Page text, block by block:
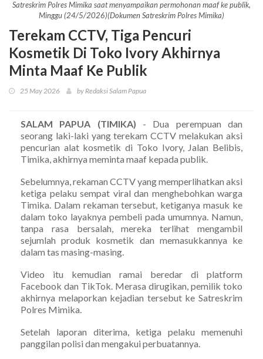
Satreskrim Polres Mimika saat menyampaikan permohonan maaf ke publik,
Minggu (24/5/2026)(Dokumen Satreskrim Polres Mimika)
Terekam CCTV, Tiga Pencuri
Kosmetik Di Toko Ivory Akhirnya
Minta Maaf Ke Publik
25 May 2026 by Redaksi Salam Papua
SALAM PAPUA (TIMIKA) - Dua perempuan dan
seorang laki-laki yang terekam CCTV melakukan aksi
pencurian alat kosmetik di Toko Ivory, Jalan Belibis,
Timika, akhirnya meminta maaf kepada publik.
Sebelumnya, rekaman CCTV yang memperlihatkan aksi
ketiga pelaku sempat viral dan menghebohkan warga
Timika. Dalam rekaman tersebut, ketiganya masuk ke
dalam toko layaknya pembeli pada umumnya. Namun,
tanpa rasa bersalah, mereka terlihat mengambil
sejumlah produk kosmetik dan memasukkannya ke
dalam tas masing-masing.
Video itu kemudian ramai beredar di platform
Facebook dan TikTok. Merasa dirugikan, pemilik toko
akhirnya melaporkan kejadian tersebut ke Satreskrim
Polres Mimika.
Setelah laporan diterima, ketiga pelaku memenuhi
panggilan polisi dan mengakui perbuatannya.